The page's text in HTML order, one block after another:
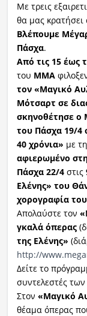
Mε τρεις
θα μας κρατήσει
Βλέπουμε
Πάσχα.
Από τις 15 έως
του ΜΜΑ
τον «Μαγικό
Μότσαρτ σε
σκηνοθέτησε ο
του Πάσχα 19/4
40 χρόνια» με
αφιερωμένο
Πάσχα 22/4στις
Ελένης» του
χορογραφία
Απολαύστε τον
γκαλά όπερας
της Ελένης»
http://
Δείτε το
συντελεστές
Στον «Μαγικό
θέαμα όπερας